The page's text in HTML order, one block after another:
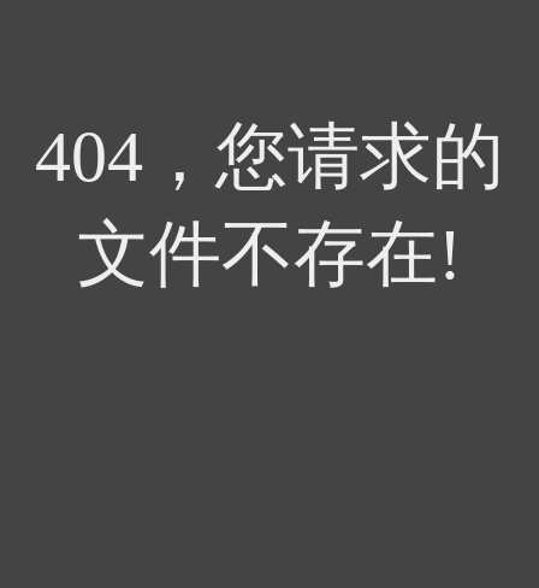
404，您请求的
文件不存在!